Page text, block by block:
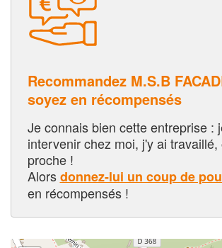
Recommandez M.S.B
soyez en récompensés
Je connais bien cette entreprise :
intervenir chez moi, j'y ai travaillé,
proche !
Alorsdonnez-lui un coup de
en récompensés !